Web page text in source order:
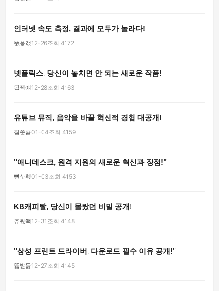
인터넷 속도 측정, 결과에 모두가 놀라다!
뚮웅갟12-26조회 4172
넷플릭스, 당신이 놓치면 안 되는 새로운 작품!
됩줵얘12-28조회 4163
유튜브 뮤직, 음악을 바꿀 혁신적 경험 대공개!
침쭌큠01-04조회 4159
"애니데스크, 원격 지원의 새로운 혁신과 장점!"
뼌삿홳01-03조회 4153
KB캐피탈, 당신이 몰랐던 비밀 공개!
츄딄쫵12-31 조회 4148
"삼성 프린트 드라이버, 다운로드 필수 이유 공개!"
뜗밢뭃12-27조회 4145